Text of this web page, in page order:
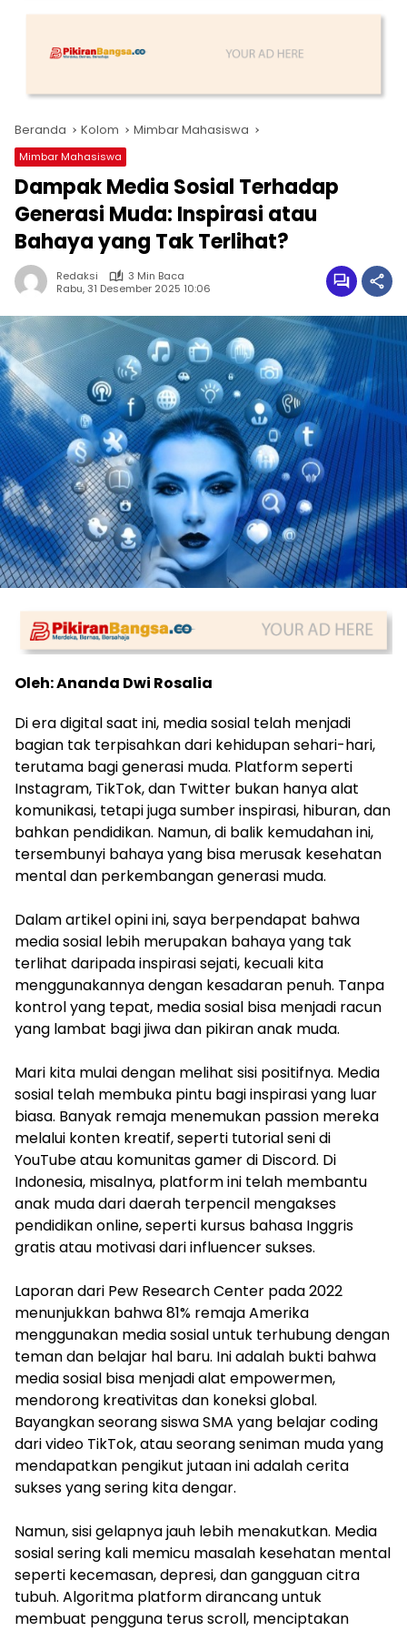
Beranda Kolom Mimbar Mahasiswa
Mimbar Mahasiswa
Dampak Media Sosial Terhadap
Generasi Muda: Inspirasi atau
Bahaya yang Tak Terlihat?
Redaksi
3 Min Baca
Rabu, 31 Desember 2025 10:06
Oleh: Ananda Dwi Rosalia
Di era digital saat ini, media sosial telah menjadi
bagian tak terpisahkan dari kehidupan sehari-hari,
terutama bagi generasi muda. Platform seperti
Instagram, TikTok, dan Twitter bukan hanya alat
komunikasi, tetapi juga sumber inspirasi, hiburan, dan
bahkan pendidikan. Namun, di balik kemudahan ini,
tersembunyi bahaya yang bisa merusak kesehatan
mental dan perkembangan generasi muda.
Dalam artikel opini ini, saya berpendapat bahwa
media sosial lebih merupakan bahaya yang tak
terlihat daripada inspirasi sejati, kecuali kita
menggunakannya dengan kesadaran penuh. Tanpa
kontrol yang tepat, media sosial bisa menjadi racun
yang lambat bagi jiwa dan pikiran anak muda.
Mari kita mulai dengan melihat sisi positifnya. Media
sosial telah membuka pintu bagi inspirasi yang luar
biasa. Banyak remaja menemukan passion mereka
melalui konten kreatif, seperti tutorial seni di
YouTube atau komunitas gamer di Discord. Di
Indonesia, misalnya, platform ini telah membantu
anak muda dari daerah terpencil mengakses
pendidikan online, seperti kursus bahasa Inggris
gratis atau motivasi dari influencer sukses.
Laporan dari Pew Research Center pada 2022
menunjukkan bahwa 81% remaja Amerika
menggunakan media sosial untuk terhubung dengan
teman dan belajar hal baru. Ini adalah bukti bahwa
media sosial bisa menjadi alat empowermen,
mendorong kreativitas dan koneksi global.
Bayangkan seorang siswa SMA yang belajar coding
dari video TikTok, atau seorang seniman muda yang
mendapatkan pengikut jutaan ini adalah cerita
sukses yang sering kita dengar.
Namun, sisi gelapnya jauh lebih menakutkan. Media
sosial sering kali memicu masalah kesehatan mental
seperti kecemasan, depresi, dan gangguan citra
tubuh. Algoritma platform dirancang untuk
membuat pengguna terus scroll, menciptakan